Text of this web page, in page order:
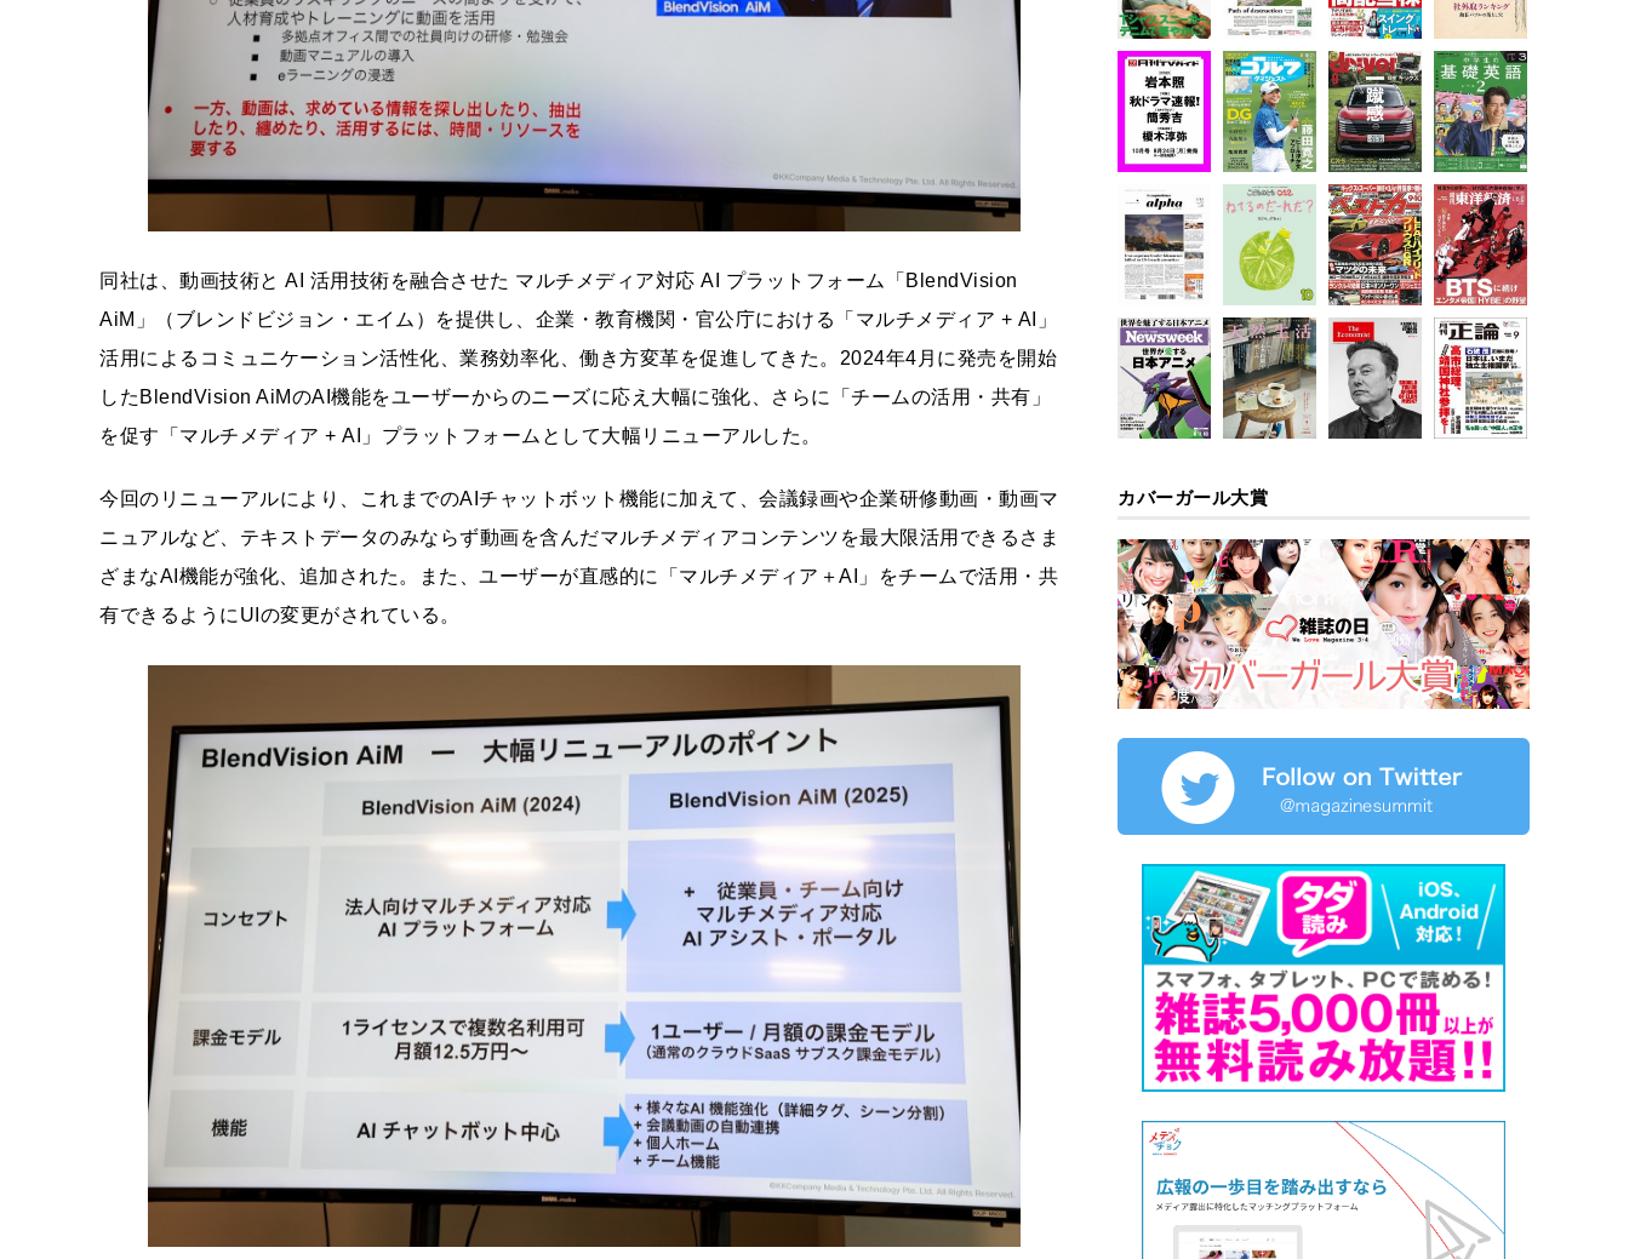
同社は、動画技術と AI 活用技術を融合させた マルチメディア対応 AI プラットフォーム「BlendVision
AiM」（ブレンドビジョン・エイム）を提供し、企業・教育機関・官公庁における「マルチメディア + AI」
活用によるコミュニケーション活性化、業務効率化、働き方変革を促進してきた。2024年4月に発売を開始
したBlendVision AiMのAI機能をユーザーからのニーズに応え大幅に強化、さらに「チームの活用・共有」
を促す「マルチメディア + AI」プラットフォームとして大幅リニューアルした。
今回のリニューアルにより、これまでのAIチャットボット機能に加えて、会議録画や企業研修動画・動画マ
ニュアルなど、テキストデータのみならず動画を含んだマルチメディアコンテンツを最大限活用できるさま
ざまなAI機能が強化、追加された。また、ユーザーが直感的に「マルチメディア＋AI」をチームで活用・共
有できるようにUIの変更がされている。
カバーガール大賞